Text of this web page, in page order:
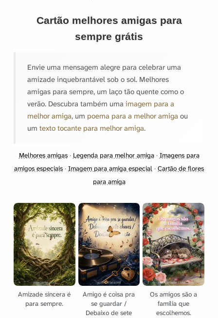
Cartão melhores amigas para
sempre grátis
Envie uma mensagem alegre para celebrar uma
amizade inquebrantável sob o sol. Melhores
amigas para sempre, um laço tão quente como o
verão. Descubra também uma imagem para a
melhor amiga, um poema para a melhor amiga ou
um texto tocante para melhor amiga.
Melhores amigas· Legenda para melhor amiga· Imagens para
amigos especiais · Imagem para amiga especial · Cartão de flores
para amiga
Amizade sincera é
para sempre.
Amigo é coisa pra
se guardar /
Debaixo de sete
Os amigos são a
família que
escolhemos.